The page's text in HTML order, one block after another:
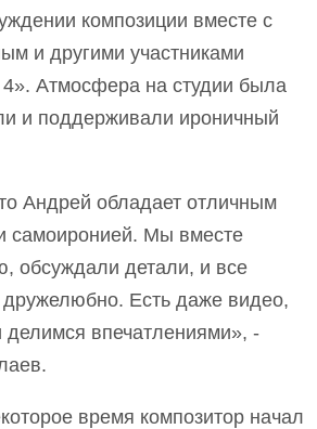
композиции вместе с
и другими участниками
Атмосфера на студии была
и поддерживали ироничный
Андрей обладает отличным
самоиронией. Мы вместе
обсуждали детали, и все
Есть даже видео,
впечатлениями», -
время композитор начал